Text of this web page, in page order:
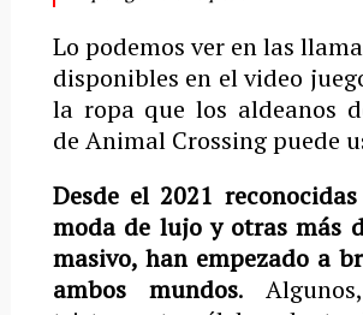
Lo podemos ver en las
disponibles en el video
la ropa que los aldeanos
de Animal Crossing puede
Desde el 2021
moda de lujo y otras más
masivo, han empezado a
ambos mundos.